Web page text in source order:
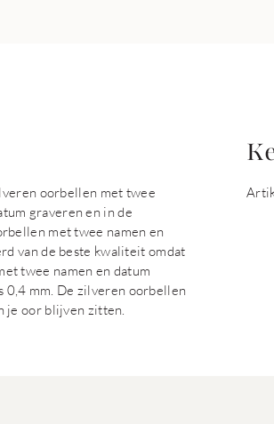
oorbellen met twee
graveren en in de
met twee namen en
van de beste kwaliteit omdat
twee namen en datum
0,4 mm. De zilveren oorbellen
je oor blijven zitten.